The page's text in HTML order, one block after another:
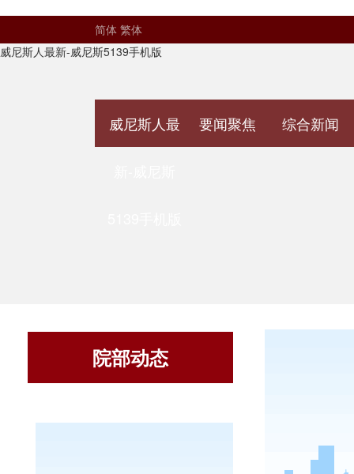
简体 繁体
威尼斯人最新-威尼斯5139手机版
威尼斯人最 要闻聚焦 综合新闻
院部动态